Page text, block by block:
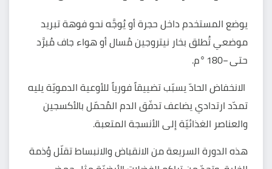
يوضع المستخدم داخل حجرة أو يُوجَّه نحو فوهة تبريد
موضعي تُطلق بخار نيتروجين مُسال أو هواء جاف مُبرَّد
حتى −180 °م.
الانخفاض الحادّ يسبّب تضييقاً فورياً للأوعية الدمويّة يليه
تمدّد ارتدادي يضاعف تدفّق الدم المُحمّل بالأكسجين
والعناصر الغذائيّة إلى الأنسجة المتعبة.
هذه الدورة السريعة من الانقباض والانبساط تقلّل وُذمة